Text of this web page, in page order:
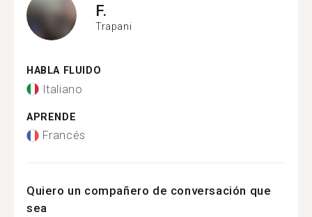
F.
Trapani
HABLA FLUIDO
Italiano
APRENDE
Francés
Quiero un compañero de conversación que
sea